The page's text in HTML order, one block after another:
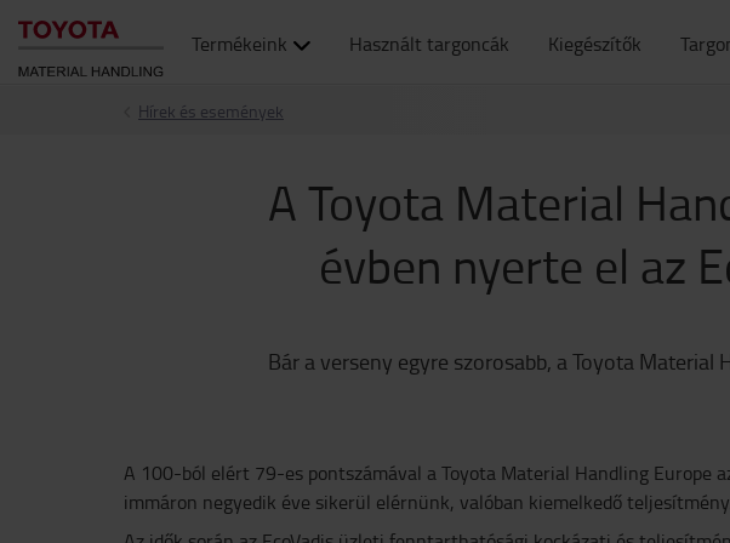
Termékeink Használt targoncák Kiegészítők
Hírek és események
A Toyota Material
évben nyerte el az
Bár a verseny egyre szorosabb, a Toyota
A 100-ból elért 79-es pontszámával a Toyota Material Handling Europe
immáron negyedik éve sikerül elérnünk, valóban kiemelkedő teljesítmény.